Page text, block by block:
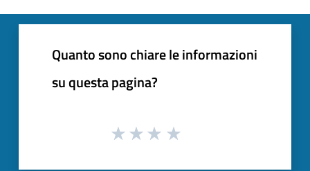
Quanto sono chiare le informazioni
su questa pagina?